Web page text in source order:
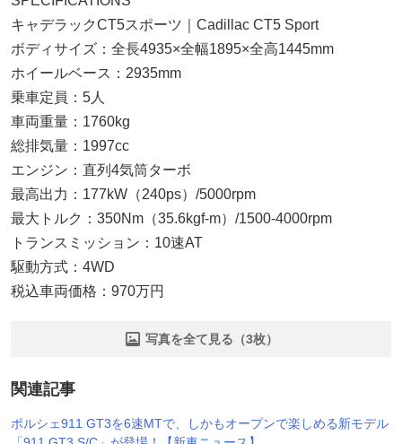
キャデラックCT5スポーツ｜Cadillac CT5 Sport
ボディサイズ：全長4935×全幅1895×全高1445mm
ホイールベース：2935mm
乗車定員：5人
車両重量：1760kg
総排気量：1997cc
エンジン：直列4気筒ターボ
最高出力：177kW（240ps）/5000rpm
最大トルク：350Nm（35.6kgf-m）/1500-4000rpm
トランスミッション：10速AT
駆動方式：4WD
税込車両価格：970万円
写真を全て見る（3枚）
関連記事
ポルシェ911 GT3を6速MTで、しかもオープンで楽しめる新モデル